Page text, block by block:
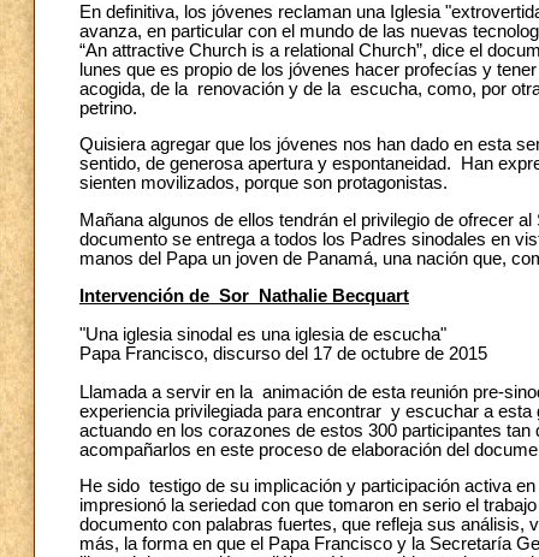
En definitiva, los jóvenes reclaman una Iglesia
avanza, en particular con el mundo de las nuevas
“An attractive Church is a relational Church”, dice el
lunes que es propio de los jóvenes hacer profecías y
acogida, de la renovación y de la escucha, como, por
petrino.
Quisiera agregar que los jóvenes nos han dado en esta
sentido, de generosa apertura y espontaneidad. Han
sienten movilizados, porque son protagonistas.
Mañana algunos de ellos tendrán el privilegio de ofrecer
documento se entrega a todos los Padres sinodales en
manos del Papa un joven de Panamá, una nación que,
Intervención de Sor Nathalie Becquart
"Una iglesia sinodal es una iglesia de escucha"
Papa Francisco, discurso del 17 de octubre de 2015
Llamada a servir en la animación de esta reunión pre-
experiencia privilegiada para encontrar y escuchar a
actuando en los corazones de estos 300 participantes
acompañarlos en este proceso de elaboración del
He sido testigo de su implicación y participación activa
impresionó la seriedad con que tomaron en serio el
documento con palabras fuertes, que refleja sus
más, la forma en que el Papa Francisco y la Secretaría